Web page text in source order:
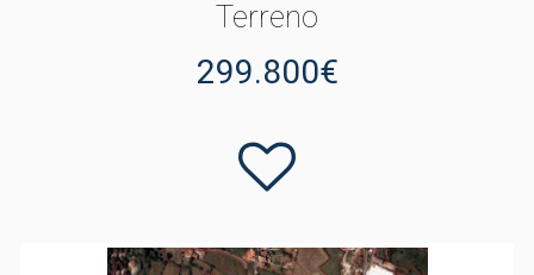
Terreno
299.800€